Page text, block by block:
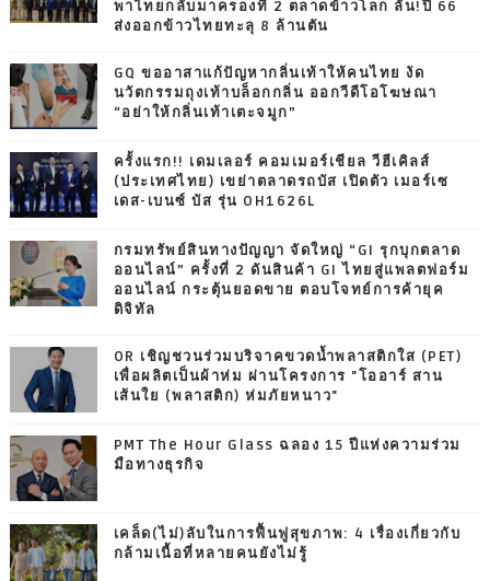
พาไทยกลับมาครองที่ 2 ตลาดข้าวโลก ลั่น!ปี 66
ส่งออกข้าวไทยทะลุ 8 ล้านตัน
GQ ขออาสาแก้ปัญหากลิ่นเท้าให้คนไทย งัด
นวัตกรรมถุงเท้าบล็อกกลิ่น ออกวีดีโอโฆษณา
“อย่าให้กลิ่นเท้าเตะจมูก”
ครั้งแรก!! เดมเลอร์ คอมเมอร์เชียล วีฮีเคิลส์
(ประเทศไทย) เขย่าตลาดรถบัส เปิดตัว เมอร์เซ
เดส-เบนซ์ บัส รุ่น OH1626L
กรมทรัพย์สินทางปัญญา จัดใหญ่ “GI รุกบุกตลาด
ออนไลน์” ครั้งที่ 2 ดันสินค้า GI ไทยสู่แพลตฟอร์ม
ออนไลน์ กระตุ้นยอดขาย ตอบโจทย์การค้ายุค
ดิจิทัล
OR เชิญชวนร่วมบริจาคขวดน้ำพลาสติกใส (PET)
เพื่อผลิตเป็นผ้าห่ม ผ่านโครงการ "โออาร์ สาน
เส้นใย (พลาสติก) ห่มภัยหนาว"
PMT The Hour Glass ฉลอง 15 ปีแห่งความร่วม
มือทางธุรกิจ
เคล็ด(ไม่)ลับในการฟื้นฟูสุขภาพ: 4 เรื่องเกี่ยวกับ
กล้ามเนื้อที่หลายคนยังไม่รู้